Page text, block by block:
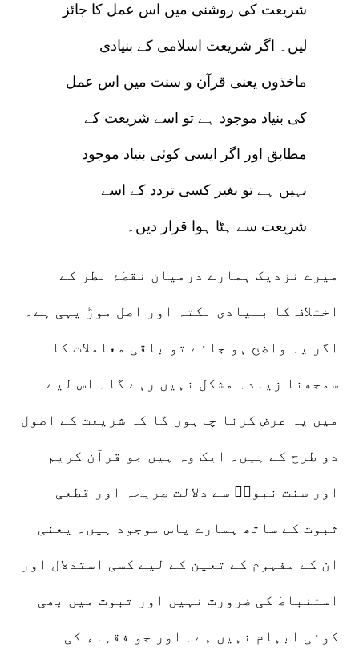
شریعت کی روشنی میں اس عمل کا جائزہ
لیں۔ اگر شریعت اسلامی کے بنیادی
ماخذوں یعنی قرآن و سنت میں اس عمل
کی بنیاد موجود ہے تو اسے شریعت کے
مطابق اور اگر ایسی کوئی بنیاد موجود
نہیں ہے تو بغیر کسی تردد کے اسے
شریعت سے ہٹا ہوا قرار دیں۔
میرے نزدیک ہمارے درمیان نقطۂ نظر کے
اختلاف کا بنیادی نکتہ اور اصل موڑ یہی ہے۔
اگر یہ واضح ہو جائے تو باقی معاملات کا
سمجھنا زیادہ مشکل نہیں رہے گا۔ اس لیے
میں یہ عرض کرنا چاہوں گا کہ شریعت کے اصول
دو طرح کے ہیں۔ ایک وہ ہیں جو قرآن کریم
اور سنت نبویؐ سے دلالت صریحہ اور قطعی
ثبوت کے ساتھ ہمارے پاس موجود ہیں۔ یعنی
ان کے مفہوم کے تعین کے لیے کسی استدلال اور
استنباط کی ضرورت نہیں اور ثبوت میں بھی
کوئی ابہام نہیں ہے۔ اور جو فقہاء کی